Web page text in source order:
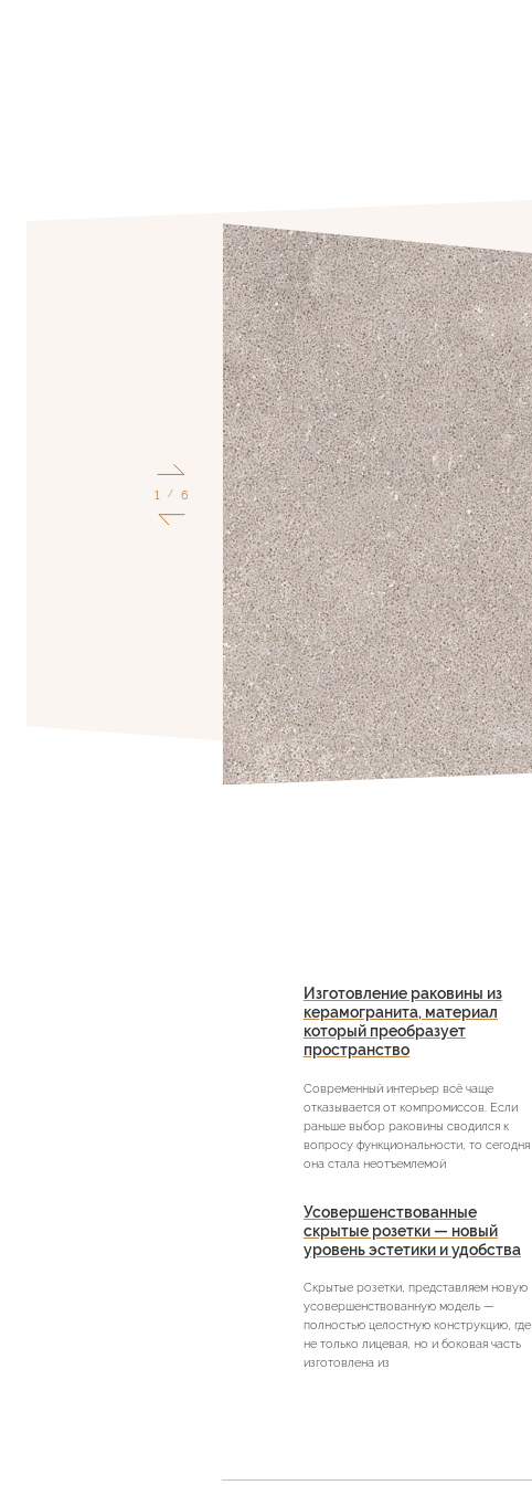
2 / 6
Изготовление раковины из
керамогранита, материал
который преобразует
пространство
Современный интерьер всё чаще
отказывается от компромиссов. Если
раньше выбор раковины сводился к
вопросу функциональности, то сегодня
она стала неотъемлемой
Усовершенствованные
скрытые розетки — новый
уровень эстетики и удобства
Скрытые розетки, представляем новую
усовершенствованную модель —
полностью целостную конструкцию, где
не только лицевая, но и боковая часть
изготовлена из